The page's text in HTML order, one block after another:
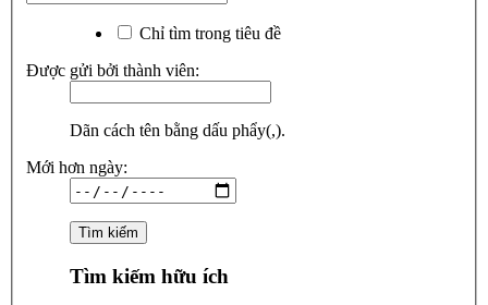
Chỉ tìm trong tiêu đề
Được gửi bởi thành viên:
Dãn cách tên bằng dấu phẩy(,).
Mới hơn ngày:
Tìm kiếm hữu ích